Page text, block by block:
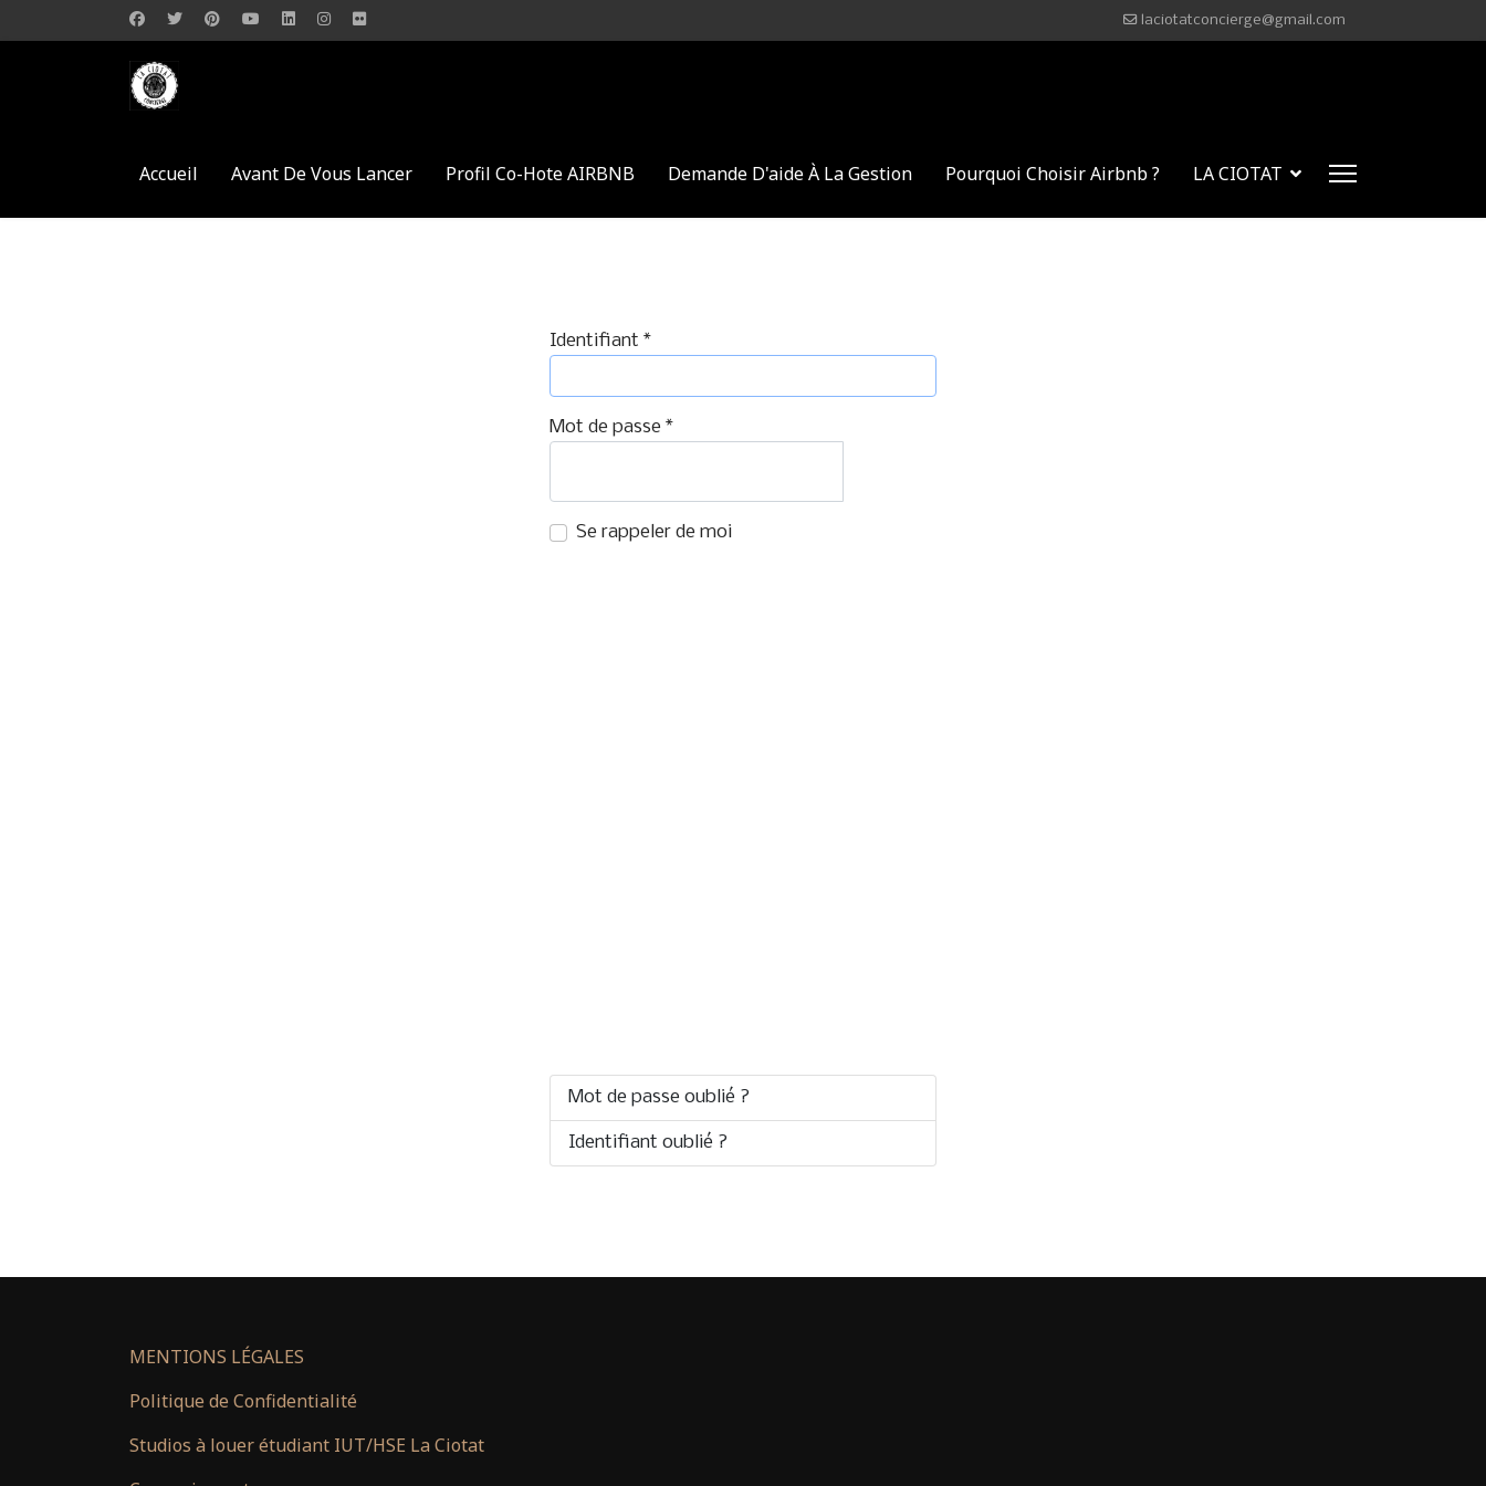
laciotatconcierge@gmail.com
Accueil Avant De Vous Lancer Profil Co-Hote AIRBNB Demande D'aide À La Gestion Pourquoi Choisir Airbnb ? LA CIOTAT
Identifiant *
Mot de passe *
Se rappeler de moi
Mot de passe oublié ?
Identifiant oublié ?
MENTIONS LÉGALES
Politique de Confidentialité
Studios à louer étudiant IUT/HSE La Ciotat